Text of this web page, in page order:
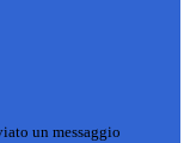
un messaggio